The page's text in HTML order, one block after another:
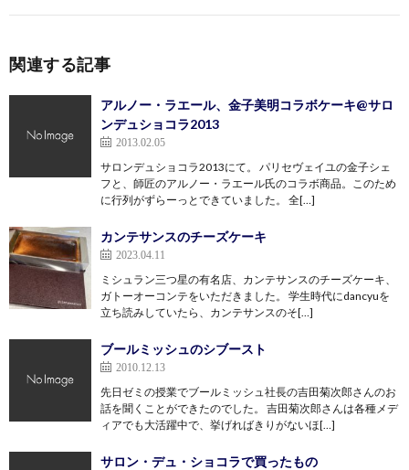
関連する記事
アルノー・ラエール、金子美明コラボケーキ@サロ
ンデュショコラ2013
2013.02.05
サロンデュショコラ2013にて。 パリセヴェイユの金子シェ
フと、師匠のアルノー・ラエール氏のコラボ商品。このため
に行列がずらーっとできていました。 全[…]
カンテサンスのチーズケーキ
2023.04.11
ミシュラン三つ星の有名店、カンテサンスのチーズケーキ、
ガトーオーコンテをいただきました。 学生時代にdancyuを
立ち読みしていたら、カンテサンスのそ[…]
ブールミッシュのシブースト
2010.12.13
先日ゼミの授業でブールミッシュ社長の吉田菊次郎さんのお
話を聞くことができたのでした。 吉田菊次郎さんは各種メデ
ィアでも大活躍中で、挙げればきりがないほ[…]
サロン・デュ・ショコラで買ったもの